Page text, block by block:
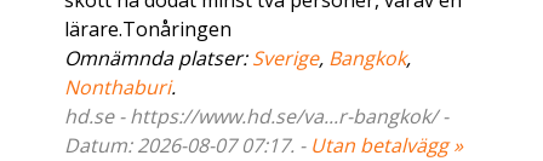
lärare.Tonåringen
Omnämnda platser:Sverige, Bangkok,
Nonthaburi.
hd.se - https://www.hd.se/va...r-bangkok/ -
Datum: 2026-08-07 07:17. - Utan betalvägg »